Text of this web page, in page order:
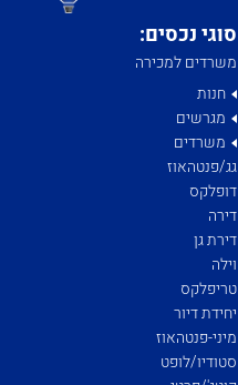
סוגי נכסים:
משרדים למכירה
חנות
מגרשים
משרדים
גג/פנטהאוז
דופלקס
דירה
דירת גן
וילה
טריפלקס
יחידת דיור
מיני-פנטהאוז
סטודיו/לופט